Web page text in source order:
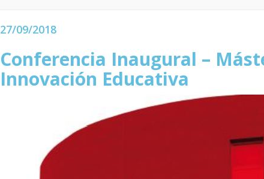
27/09/2018
Conferencia Inaugural –
Innovación Educativa